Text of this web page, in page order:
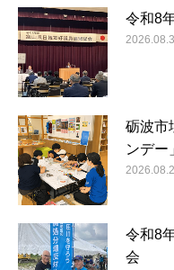
令和8
2026.08.3
砺波市
ンデー
2026.08.2
令和8
会